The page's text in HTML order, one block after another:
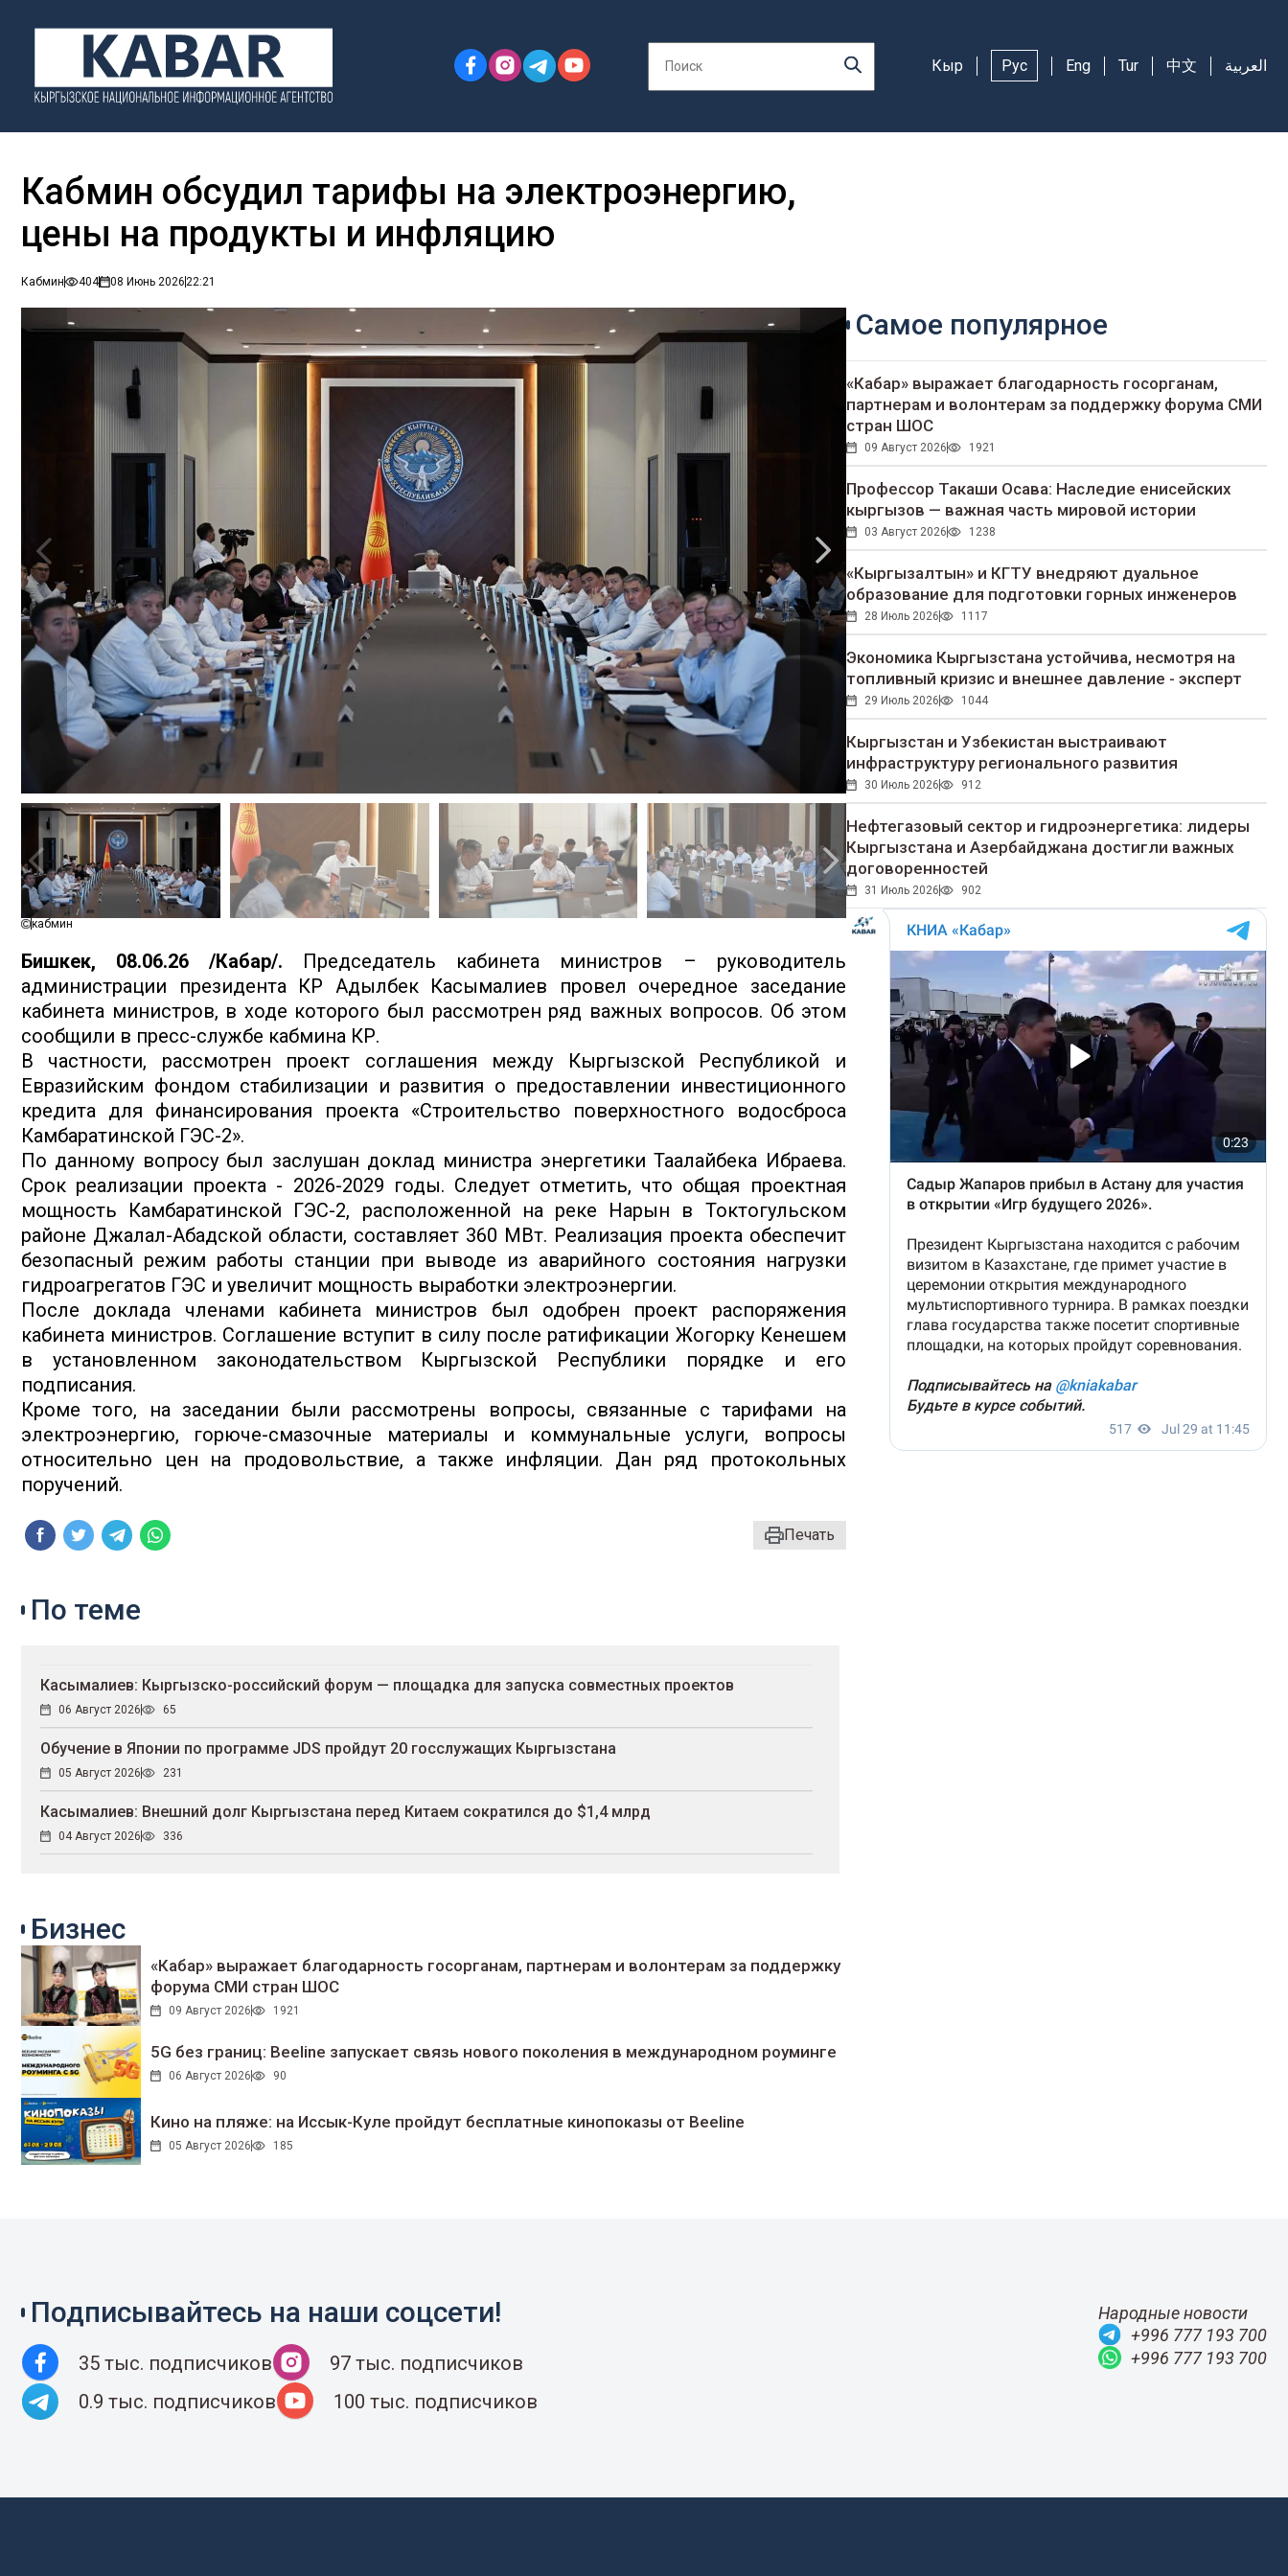
Кыр Рус Eng Tur 中文 العربية
Кабмин обсудил тарифы на электроэнергию,
цены на продукты и инфляцию
Кабмин 404 08 Июнь 202622:21
кабмин
Бишкек, 08.06.26 /Кабар/.
Председатель кабинета министров – руководитель
администрации президента КР Адылбек Касымалиев провел очередное заседание
кабинета министров, в ходе которого был рассмотрен ряд важных вопросов. Об этом
сообщили в пресс-службе кабмина КР.
В частности, рассмотрен проект соглашения между Кыргызской Республикой и
Евразийским фондом стабилизации и развития о предоставлении инвестиционного
кредита для финансирования проекта «Строительство поверхностного водосброса
Камбаратинской ГЭС-2».
По данному вопросу был заслушан доклад министра энергетики Таалайбека Ибраева.
Срок реализации проекта - 2026-2029 годы. Следует отметить, что общая проектная
мощность Камбаратинской ГЭС-2, расположенной на реке Нарын в Токтогульском
районе Джалал-Абадской области, составляет 360 МВт. Реализация проекта обеспечит
безопасный режим работы станции при выводе из аварийного состояния нагрузки
гидроагрегатов ГЭС и увеличит мощность выработки электроэнергии.
После доклада членами кабинета министров был одобрен проект распоряжения
кабинета министров. Соглашение вступит в силу после ратификации Жогорку Кенешем
в установленном законодательством Кыргызской Республики порядке и его
подписания.
Кроме того, на заседании были рассмотрены вопросы, связанные с тарифами на
электроэнергию, горюче-смазочные материалы и коммунальные услуги, вопросы
относительно цен на продовольствие, а также инфляции. Дан ряд протокольных
поручений.
Печать
Самое популярное
«Кабар» выражает благодарность госорганам,
партнерам и волонтерам за поддержку форума СМИ
стран ШОС
09 Август 2026 1921
Профессор Такаши Осава: Наследие енисейских
кыргызов — важная часть мировой истории
03 Август 2026 1238
«Кыргызалтын» и КГТУ внедряют дуальное
образование для подготовки горных инженеров
28 Июль 2026 1117
Экономика Кыргызстана устойчива, несмотря на
топливный кризис и внешнее давление - эксперт
29 Июль 2026 1044
Кыргызстан и Узбекистан выстраивают
инфраструктуру регионального развития
30 Июль 2026 912
Нефтегазовый сектор и гидроэнергетика: лидеры
Кыргызстана и Азербайджана достигли важных
договоренностей
31 Июль 2026 902
По теме
Касымалиев: Кыргызско-российский форум — площадка для запуска совместных проектов
06 Август 2026 65
Обучение в Японии по программе JDS пройдут 20 госслужащих Кыргызстана
05 Август 2026 231
Касымалиев: Внешний долг Кыргызстана перед Китаем сократился до $1,4 млрд
04 Август 2026 336
Бизнес
«Кабар» выражает благодарность госорганам, партнерам и волонтерам за поддержку
форума СМИ стран ШОС
09 Август 2026 1921
5G без границ: Beeline запускает связь нового поколения в международном роуминге
06 Август 2026 90
Кино на пляже: на Иссык-Куле пройдут беcплатные кинопоказы от Beeline
05 Август 2026 185
Подписывайтесь на наши соцсети!
35 тыс. подписчиков
97 тыс. подписчиков
0.9 тыс. подписчиков
100 тыс. подписчиков
Народные новости
+996 777 193 700
+996 777 193 700